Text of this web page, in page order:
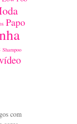
Papo
Shampoo
com